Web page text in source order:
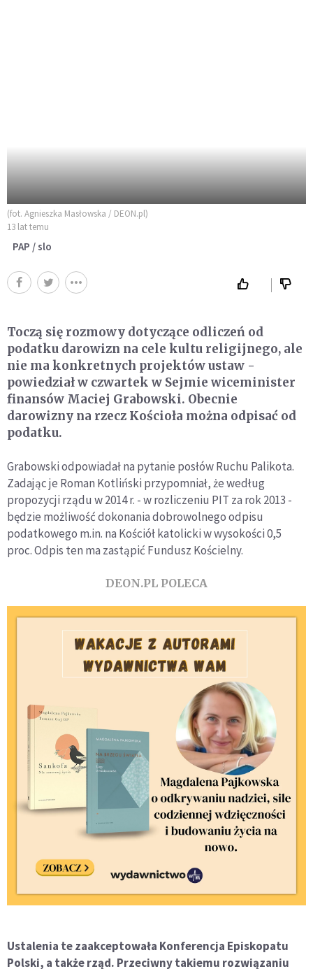
(fot. Agnieszka Masłowska / DEON.pl)
13 lat temu
PAP / slo
Toczą się rozmowy dotyczące odliczeń od
podatku darowizn na cele kultu religijnego, ale
nie ma konkretnych projektów ustaw -
powiedział w czwartek w Sejmie wiceminister
finansów Maciej Grabowski. Obecnie
darowizny na rzecz Kościoła można odpisać od
podatku.
Grabowski odpowiadał na pytanie posłów Ruchu Palikota.
Zadając je Roman Kotliński przypomniał, że według
propozycji rządu w 2014 r. - w rozliczeniu PIT za rok 2013 -
będzie możliwość dokonania dobrowolnego odpisu
podatkowego m.in. na Kościół katolicki w wysokości 0,5
proc. Odpis ten ma zastąpić Fundusz Kościelny.
DEON.PL POLECA
Ustalenia te zaakceptowała Konferencja Episkopatu
Polski, a także rząd. Przeciwny takiemu rozwiązaniu